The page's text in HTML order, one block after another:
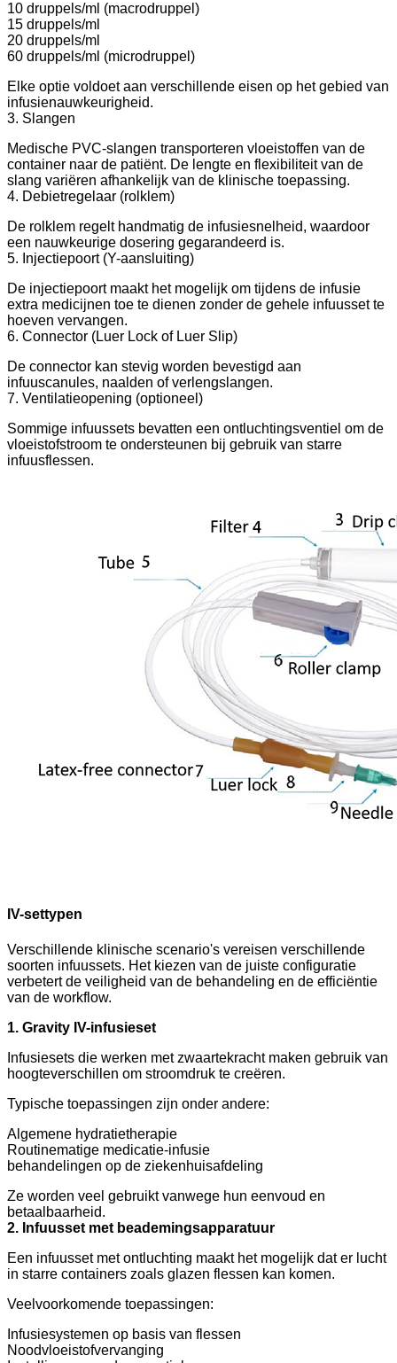
10 druppels/ml (macrodruppel)
15 druppels/ml
20 druppels/ml
60 druppels/ml (microdruppel)
Elke optie voldoet aan verschillende eisen op het gebied van
infusienauwkeurigheid.
3. Slangen
Medische PVC-slangen transporteren vloeistoffen van de
container naar de patiënt. De lengte en flexibiliteit van de
slang variëren afhankelijk van de klinische toepassing.
4. Debietregelaar (rolklem)
De rolklem regelt handmatig de infusiesnelheid, waardoor
een nauwkeurige dosering gegarandeerd is.
5. Injectiepoort (Y-aansluiting)
De injectiepoort maakt het mogelijk om tijdens de infusie
extra medicijnen toe te dienen zonder de gehele infuusset te
hoeven vervangen.
6. Connector (Luer Lock of Luer Slip)
De connector kan stevig worden bevestigd aan
infuuscanules, naalden of verlengslangen.
7. Ventilatieopening (optioneel)
Sommige infuussets bevatten een ontluchtingsventiel om de
vloeistofstroom te ondersteunen bij gebruik van starre
infuusflessen.
IV-settypen
Verschillende klinische scenario's vereisen verschillende
soorten infuussets. Het kiezen van de juiste configuratie
verbetert de veiligheid van de behandeling en de efficiëntie
van de workflow.
1. Gravity IV-infusieset
Infusiesets die werken met zwaartekracht maken gebruik van
hoogteverschillen om stroomdruk te creëren.
Typische toepassingen zijn onder andere:
Algemene hydratietherapie
Routinematige medicatie-infusie
behandelingen op de ziekenhuisafdeling
Ze worden veel gebruikt vanwege hun eenvoud en
betaalbaarheid.
2. Infuusset met beademingsapparatuur
Een infuusset met ontluchting maakt het mogelijk dat er lucht
in starre containers zoals glazen flessen kan komen.
Veelvoorkomende toepassingen:
Infusiesystemen op basis van flessen
Noodvloeistofvervanging